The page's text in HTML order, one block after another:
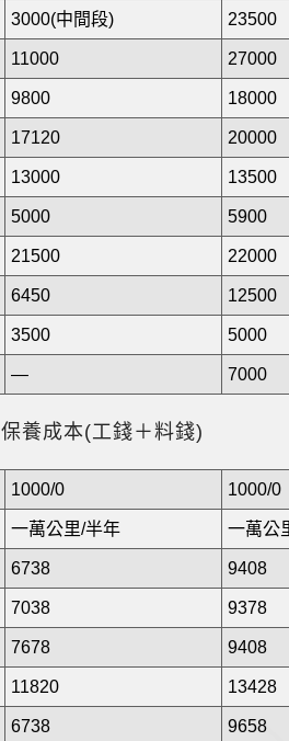
3000(中間段) 23500
11000 27000
9800 18000
17120 20000
13000 13500
5000 5900
21500 22000
6450 12500
3500 5000
— 7000
保養成本(工錢＋料錢)
1000/0 1000/0
一萬公里/半年 一萬公
6738 9408
7038 9378
7678 9408
11820 13428
6738 9658